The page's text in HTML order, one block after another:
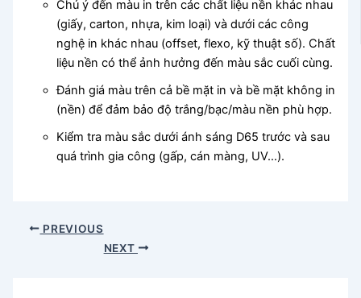
Chú ý đến màu in trên các chất liệu nền khác nhau
(giấy, carton, nhựa, kim loại) và dưới các công
nghệ in khác nhau (offset, flexo, kỹ thuật số). Chất
liệu nền có thể ảnh hưởng đến màu sắc cuối cùng.
Đánh giá màu trên cả bề mặt in và bề mặt không in
(nền) để đảm bảo độ trắng/bạc/màu nền phù hợp.
Kiểm tra màu sắc dưới ánh sáng D65 trước và sau
quá trình gia công (gấp, cán màng, UV…).
PREVIOUS
NEXT